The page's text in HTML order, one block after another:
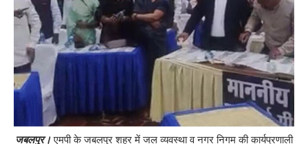
जबलपुर।एमपी के जबलपुर शहर में जल व्यवस्था व नगर निगम की कार्यप्रणाली